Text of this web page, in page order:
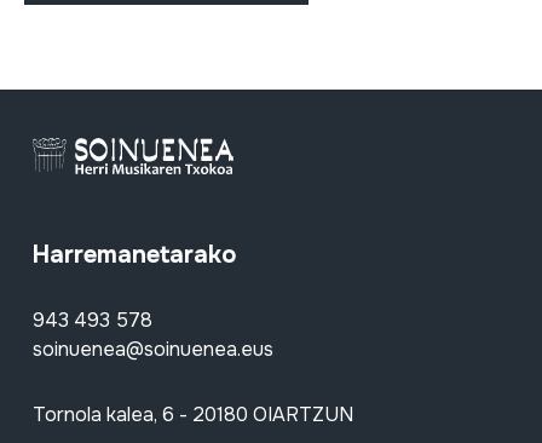
Harremanetarako
943 493 578
soinuenea@soinuenea.eus
Tornola kalea, 6 - 20180 OIARTZUN